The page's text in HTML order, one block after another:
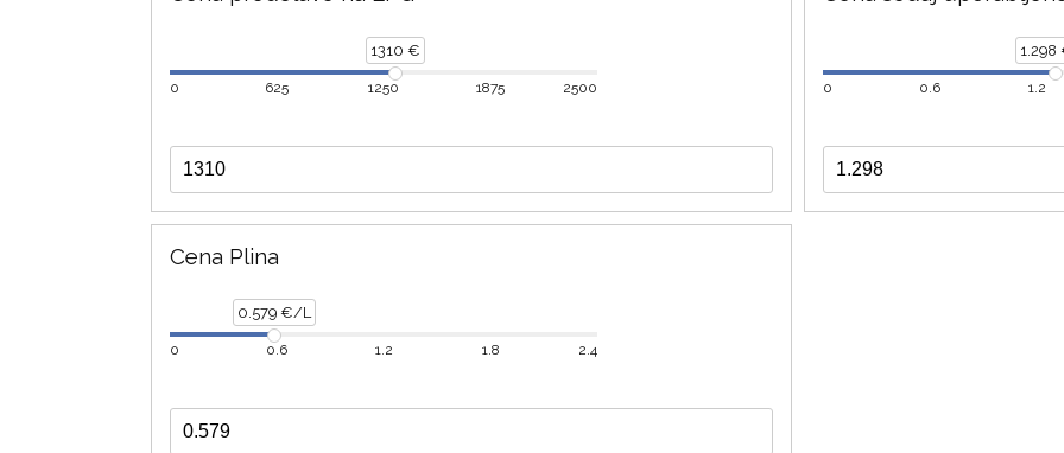
1310 €
0 625 1250 1875 2500
1.298
0 0.6 1.2
Cena Plina
0.579 €/L
0 0.6 1.2 1.8 2.4